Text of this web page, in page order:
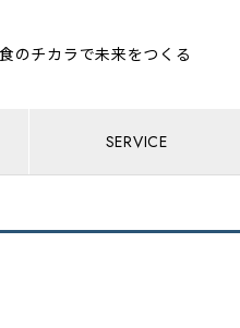
食のチカラで未来をつくる
SERVICE